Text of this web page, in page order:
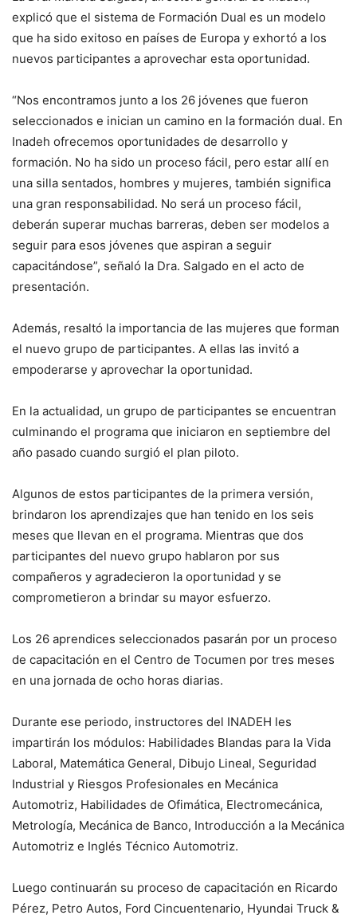
explicó que el sistema de Formación Dual es un modelo
que ha sido exitoso en países de Europa y exhortó a los
nuevos participantes a aprovechar esta oportunidad.
“Nos encontramos junto a los 26 jóvenes que fueron
seleccionados e inician un camino en la formación dual. En
Inadeh ofrecemos oportunidades de desarrollo y
formación. No ha sido un proceso fácil, pero estar allí en
una silla sentados, hombres y mujeres, también significa
una gran responsabilidad. No será un proceso fácil,
deberán superar muchas barreras, deben ser modelos a
seguir para esos jóvenes que aspiran a seguir
capacitándose”, señaló la Dra. Salgado en el acto de
presentación.
Además, resaltó la importancia de las mujeres que forman
el nuevo grupo de participantes. A ellas las invitó a
empoderarse y aprovechar la oportunidad.
En la actualidad, un grupo de participantes se encuentran
culminando el programa que iniciaron en septiembre del
año pasado cuando surgió el plan piloto.
Algunos de estos participantes de la primera versión,
brindaron los aprendizajes que han tenido en los seis
meses que llevan en el programa. Mientras que dos
participantes del nuevo grupo hablaron por sus
compañeros y agradecieron la oportunidad y se
comprometieron a brindar su mayor esfuerzo.
Los 26 aprendices seleccionados pasarán por un proceso
de capacitación en el Centro de Tocumen por tres meses
en una jornada de ocho horas diarias.
Durante ese periodo, instructores del INADEH les
impartirán los módulos: Habilidades Blandas para la Vida
Laboral, Matemática General, Dibujo Lineal, Seguridad
Industrial y Riesgos Profesionales en Mecánica
Automotriz, Habilidades de Ofimática, Electromecánica,
Metrología, Mecánica de Banco, Introducción a la Mecánica
Automotriz e Inglés Técnico Automotriz.
Luego continuarán su proceso de capacitación en Ricardo
Pérez, Petro Autos, Ford Cincuentenario, Hyundai Truck &